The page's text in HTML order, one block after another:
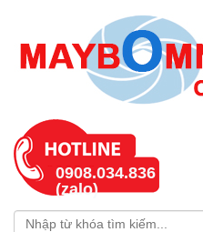
0908.034.836
(zalo)